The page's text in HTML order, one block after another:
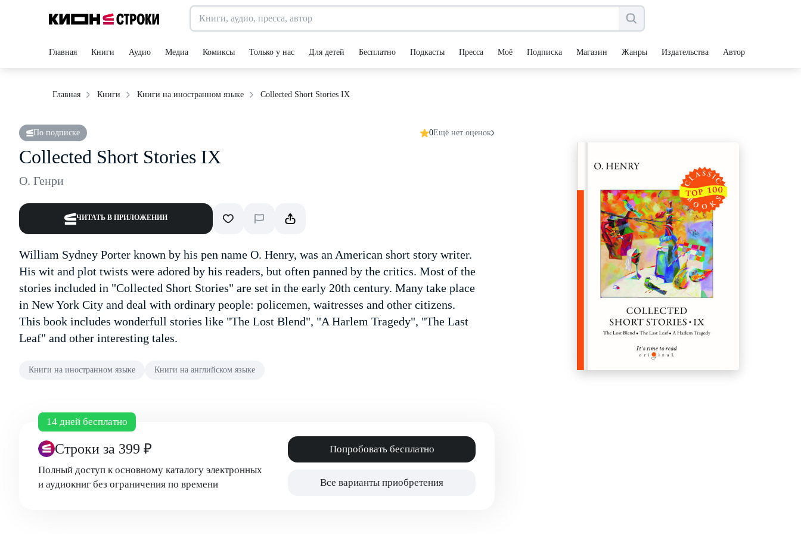
Главная Книги Аудио Медиа Комиксы Только у нас Для детей Бесплатно Подкасты Пресса Моё Подписка Магазин Жанры Издательства Авторы
Главная Книги Книги на иностранном языке Collected Short Stories IX
По подписке 0Ещё нет оценок
Collected Short Stories IX
О. Генри
ЧИТАТЬ В ПРИЛОЖЕНИИ
William Sydney Porter known by his pen name O. Henry, was an American short story writer.
His wit and plot twists were adored by his readers, but often panned by the critics. Most of the
stories included in "Collected Short Stories" are set in the early 20th century. Many take place
in New York City and deal with ordinary people: policemen, waitresses and other citizens.
This book includes wonderfull stories like "The Lost Blend", "A Harlem Tragedy", "The Last
Leaf" and other interesting tales.
Книги на иностранном языке Книги на английском языке
14 дней бесплатно
Строки за 399 ₽
Полный доступ к основному каталогу электронных
и аудиокниг без ограничения по времени
Попробовать бесплатно
Все варианты приобретения